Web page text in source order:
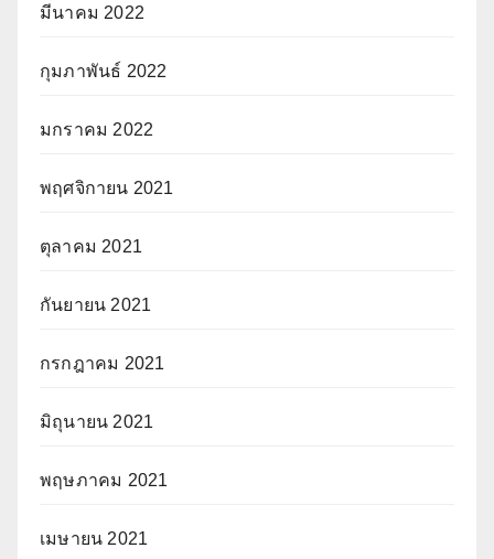
มีนาคม 2022
กุมภาพันธ์ 2022
มกราคม 2022
พฤศจิกายน 2021
ตุลาคม 2021
กันยายน 2021
กรกฎาคม 2021
มิถุนายน 2021
พฤษภาคม 2021
เมษายน 2021